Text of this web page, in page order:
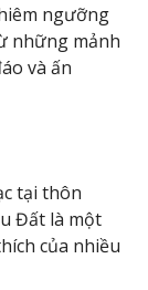
ngưỡng
những mảnh
và ấn
tại thôn
Đất là một
của nhiều